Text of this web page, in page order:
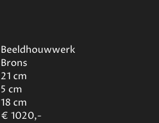
Beeldhouwwerk
Brons
21 cm
5 cm
18 cm
€ 1020,-